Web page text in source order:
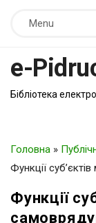
Menu
e-
Бібліотека
Головна »
Функції
Функції